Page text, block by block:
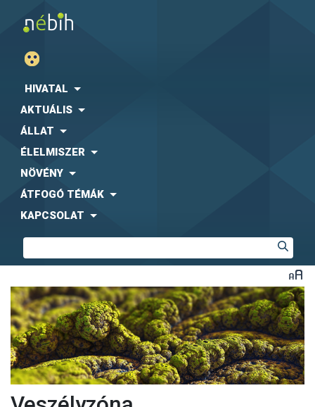
HIVATAL
AKTUÁLIS
ÁLLAT
ÉLELMISZER
NÖVÉNY
ÁTFOGÓ TÉMÁK
KAPCSOLAT